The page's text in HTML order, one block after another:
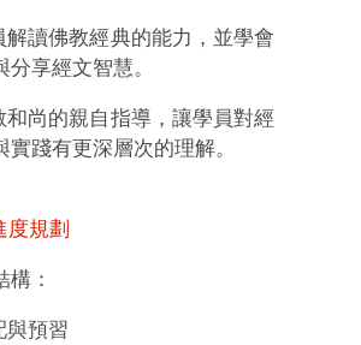
解讀佛教經典的能力，並學會
分享經文智慧。
和尚的親自指導，讓學員對經
實踐有更深層次的理解。
度規劃
構：
與預習